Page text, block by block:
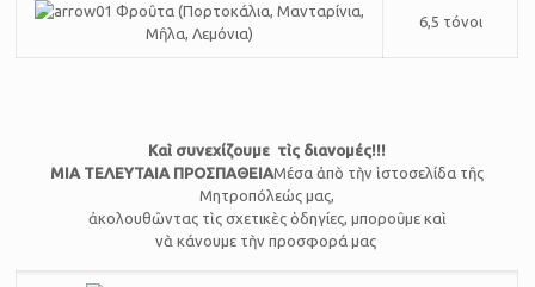
Φροῦτα (Πορτοκάλια, Μανταρίνια,
Μῆλα, Λεμόνια)
6,5 τόνοι
Καὶ συνεχίζουμε τὶς διανομές!!!
ΜΙΑ ΤΕΛΕΥΤΑΙΑ ΠΡΟΣΠΑΘΕΙΑΜέσα ἀπὸ τὴν ἱστοσελίδα τῆς
Μητροπόλεώς μας,
ἀκολουθῶντας τὶς σχετικὲς ὁδηγίες, μποροῦμε καὶ
νὰ κάνουμε τὴν προσφορά μας